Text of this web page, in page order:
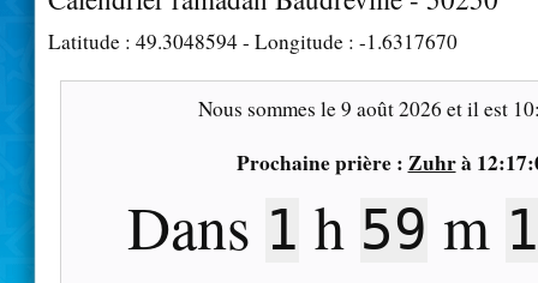
Latitude : 49.3048594- Longitude : -1.6317670
Nous sommes le9 août 2026 et il est
Prochaine prière : Zuhrà
Dans1h59m